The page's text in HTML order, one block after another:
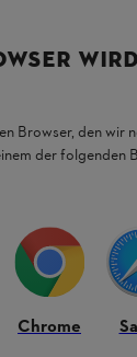
Browser, den
der folgenden
Chrome